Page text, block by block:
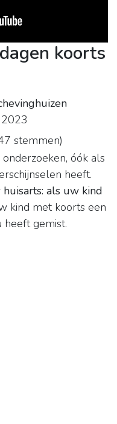
koorts
stemmen)
óók als
heeft.
als uw kind
kind met koorts een
heeft gemist.